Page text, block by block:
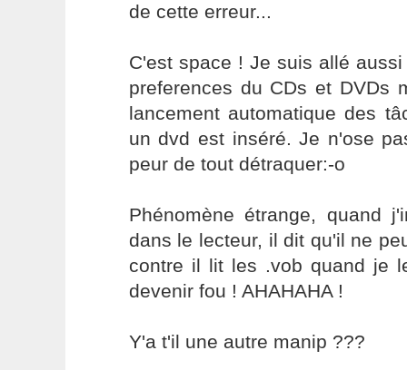
de cette erreur...
C'est space ! Je suis allé
preferences du CDs et DVDs
lancement automatique des
un dvd est inséré. Je n'ose
peur de tout détraquer:-o
Phénomène étrange, quand
dans le lecteur, il dit qu'il ne
contre il lit les .vob quand je
devenir fou ! AHAHAHA !
Y'a t'il une autre manip ???